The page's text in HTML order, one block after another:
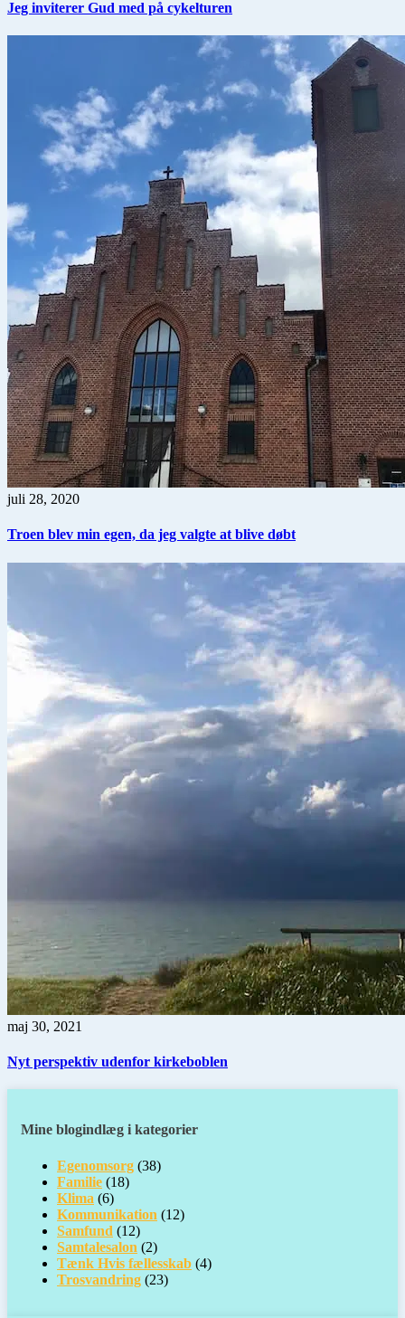
Jeg inviterer Gud med på cykelturen
juli 28, 2020
Troen blev min egen, da jeg valgte at blive døbt
maj 30, 2021
Nyt perspektiv udenfor kirkeboblen
Mine blogindlæg i kategorier
Egenomsorg (38)
Familie (18)
Klima (6)
Kommunikation (12)
Samfund (12)
Samtalesalon (2)
Tænk Hvis fællesskab (4)
Trosvandring (23)